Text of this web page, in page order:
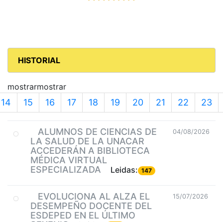
HISTORIAL
mostrarmostrar
14 15 16 17 18 19 20 21 22 23
ALUMNOS DE CIENCIAS DE
LA SALUD DE LA UNACAR
ACCEDERÁN A BIBLIOTECA
MÉDICA VIRTUAL
ESPECIALIZADA
Leidas: 147
04/08/2026
EVOLUCIONA AL ALZA EL
DESEMPEÑO DOCENTE DEL
ESDEPED EN EL ÚLTIMO
15/07/2026